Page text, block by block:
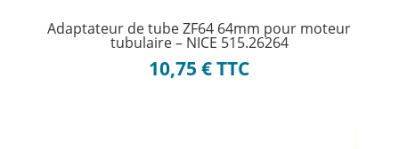
Adaptateur de tube ZF64 64mm pour moteur
tubulaire – NICE 515.26264
10,75€TTC